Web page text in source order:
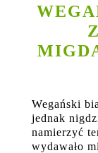
Wegański
jednak
namierzyć
wydawało